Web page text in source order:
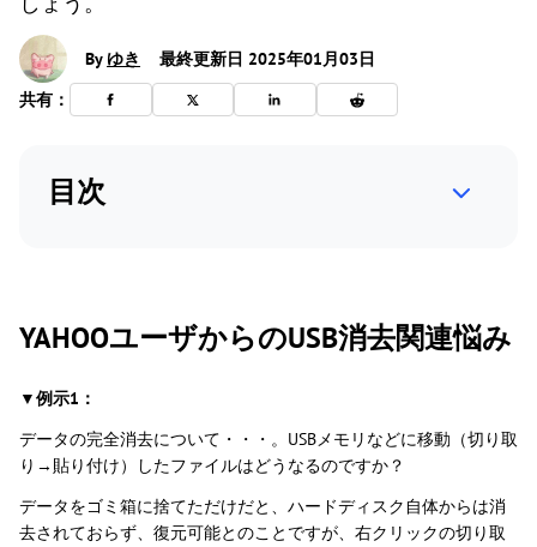
By ゆき
最終更新日 2025年01月03日
共有：
目次
YAHOOユーザからのUSB消去関連悩み
▼例示1：
データの完全消去について・・・。USBメモリなどに移動（切り取
り→貼り付け）したファイルはどうなるのですか？
データをゴミ箱に捨てただけだと、ハードディスク自体からは消
去されておらず、復元可能とのことですが、右クリックの切り取